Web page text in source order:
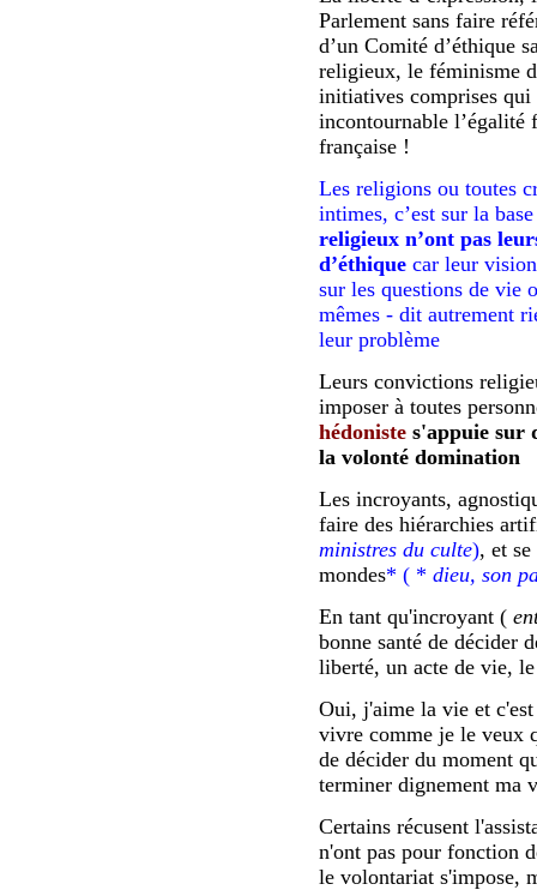
Parlement sans faire
d’un Comité d’éthique
religieux, le féminisme
initiatives comprises
incontournable l’égalité
française !
Les religions ou toutes
intimes, c’est sur la
religieux n’ont pas
d’éthique car leur
sur les questions de vie
mêmes - dit autrement
leur problème
Leurs convictions
imposer à toutes
hédoniste s'appuie sur
la volonté domination
Les incroyants,
faire des hiérarchies
ministres du culte), et
mondes* ( * dieu, son
En tant qu'incroyant (
bonne santé de décider
liberté, un acte de vie,
Oui, j'aime la vie et
vivre comme je le veux
de décider du moment
terminer dignement ma
Certains récusent
n'ont pas pour fonction
le volontariat s'impose,